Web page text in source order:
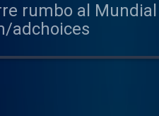
rumbo al
adchoices